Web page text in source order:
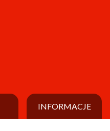
INFORMACJE